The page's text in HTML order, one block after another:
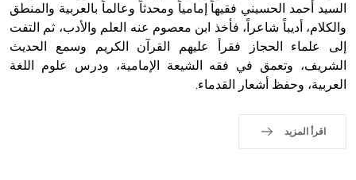
- هل تعلم أن الأبجدية الكنعانية تتألف من /22/ علامة كتابية
sign تكتب منفصلة غير متصلة، وتعتمد المبدأ الأكوروفوني،
السيد أحمد الحسيني فقيهاً إمامياً ومحدثاً وعالماً بالعربية والمنطق
والكلام، أديباً شاعراً، فأخذ ابن معصوم عنه العلم والأدب، ثم التفت
إلى علماء الحجاز فقرأ عليهم القرآن الكريم وسمع الحديث
الشريف، وتعمق في فقه الشيعة الإمامية، ودرس علوم اللغة
العربية، وحفظ أشعار القدماء.
اقرأ المزيد